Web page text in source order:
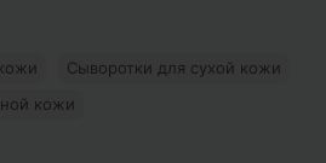
Сыворотки для сухой кожи
кожи